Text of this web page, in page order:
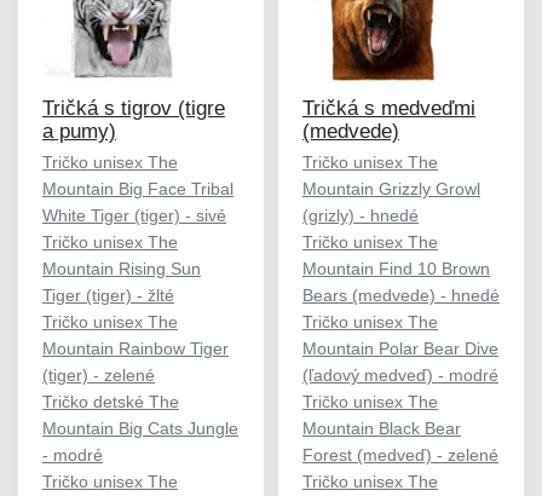
Tričká s tigrov (tigre
a pumy)
Tričko unisex The
Mountain Big Face Tribal
White Tiger (tiger) - sivé
Tričko unisex The
Mountain Rising Sun
Tiger (tiger) - žlté
Tričko unisex The
Mountain Rainbow Tiger
(tiger) - zelené
Tričko detské The
Mountain Big Cats Jungle
- modré
Tričko unisex The
Tričká s medveďmi
(medvede)
Tričko unisex The
Mountain Grizzly Growl
(grizly) - hnedé
Tričko unisex The
Mountain Find 10 Brown
Bears (medvede) - hnedé
Tričko unisex The
Mountain Polar Bear Dive
(ľadový medveď) - modré
Tričko unisex The
Mountain Black Bear
Forest (medveď) - zelené
Tričko unisex The